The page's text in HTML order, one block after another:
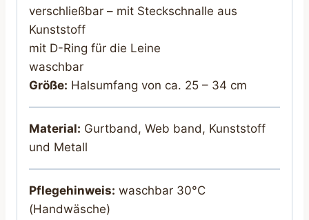
verschließbar – mit Steckschnalle aus
Kunststoff
mit D-Ring für die Leine
waschbar
Größe: Halsumfang von ca. 25 – 34 cm
Material: Gurtband, Web band, Kunststoff
und Metall
Pflegehinweis: waschbar 30°C
(Handwäsche)